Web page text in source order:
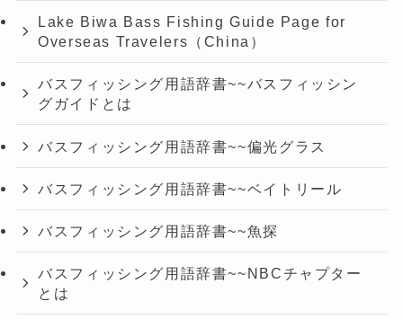
Lake Biwa Bass Fishing Guide Page for
Overseas Travelers（China）
バスフィッシング用語辞書~~バスフィッシン
グガイドとは
バスフィッシング用語辞書~~偏光グラス
バスフィッシング用語辞書~~ベイトリール
バスフィッシング用語辞書~~魚探
バスフィッシング用語辞書~~NBCチャプター
とは